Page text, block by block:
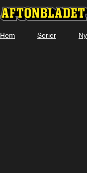
Hem Serier